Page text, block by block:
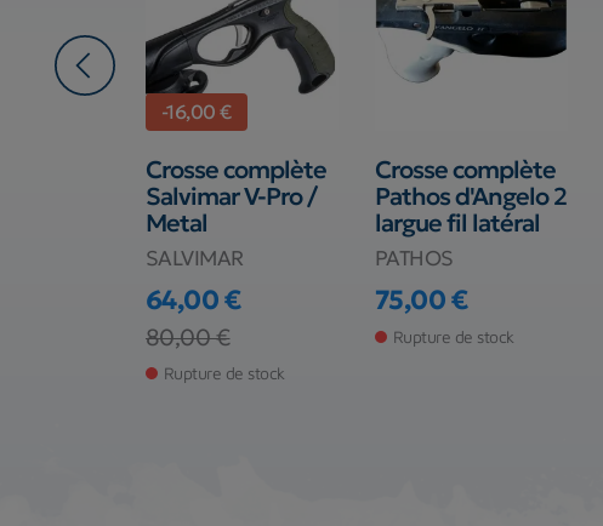
-16,00 €
Crosse complète
Salvimar V-Pro /
Metal
SALVIMAR
Prix
64,00 €
Prix de base
80,00 €
Rupture de stock
Crosse complète
Pathos d'Angelo 2
largue fil latéral
PATHOS
Prix
75,00 €
Rupture de stock